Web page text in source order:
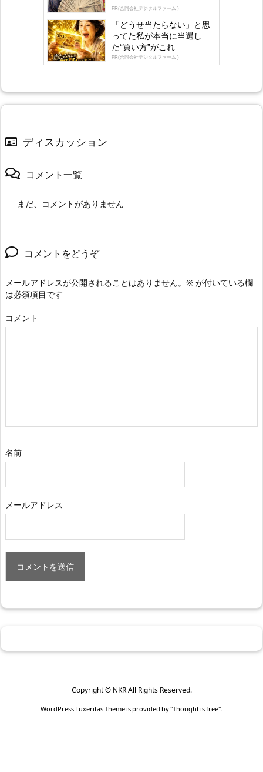
PR(合同会社デジタルファーム )
「どうせ当たらない」と思
ってた私が本当に当選し
た“買い方”がこれ
PR(合同会社デジタルファーム )
ディスカッション
コメント一覧
まだ、コメントがありません
コメントをどうぞ
メールアドレスが公開されることはありません。 ※ が付いている欄
は必須項目です
コメント
名前
メールアドレス
Copyright © NKRAll Rights Reserved.
WordPress Luxeritas Theme is provided by "Thought is free".